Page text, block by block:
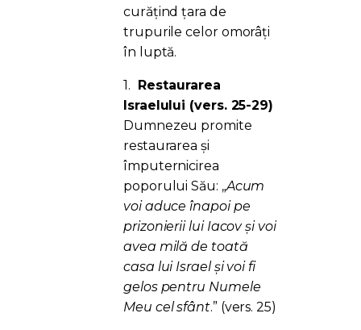
curățind țara de
trupurile celor omorâți
în luptă.
1. Restaurarea
Israelului (vers. 25-29)
Dumnezeu promite
restaurarea și
împuternicirea
poporului Său: „Acum
voi aduce înapoi pe
prizonierii lui Iacov și voi
avea milă de toată
casa lui Israel și voi fi
gelos pentru Numele
Meu cel sfânt.” (vers. 25)